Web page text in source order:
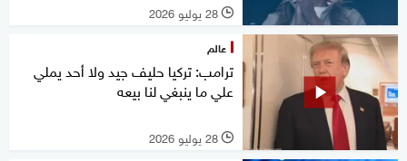
l 28 يوليو 2026
عالم
ترامب: تركيا حليف جيد ولا أحد يملي
علي ما ينبغي لنا بيعه
l 28 يوليو 2026